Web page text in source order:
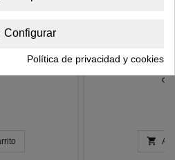
Té rojo con

Configurar
Política de privacidad y cookies